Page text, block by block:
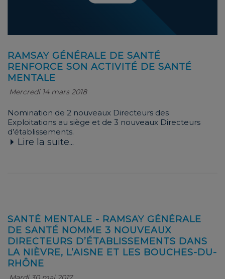
RAMSAY GÉNÉRALE DE SANTÉ
RENFORCE SON ACTIVITÉ DE SANTÉ
MENTALE
Mercredi 14 mars 2018
Nomination de 2 nouveaux Directeurs des
Exploitations au siège et de 3 nouveaux Directeurs
d’établissements.
Lire la suite...
SANTÉ MENTALE - RAMSAY GÉNÉRALE
DE SANTÉ NOMME 3 NOUVEAUX
DIRECTEURS D’ÉTABLISSEMENTS DANS
LA NIÈVRE, L’AISNE ET LES BOUCHES-DU-
RHÔNE